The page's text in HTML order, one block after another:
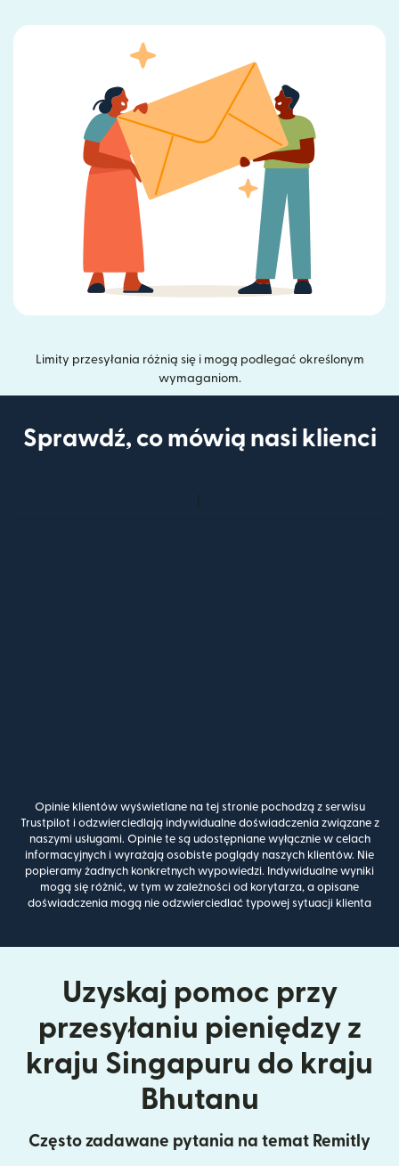
Limity przesyłania różnią się i mogą podlegać określonym
wymaganiom.
Sprawdź, co mówią nasi klienci
Opinie klientów wyświetlane na tej stronie pochodzą z serwisu
Trustpilot i odzwierciedlają indywidualne doświadczenia związane z
naszymi usługami. Opinie te są udostępniane wyłącznie w celach
informacyjnych i wyrażają osobiste poglądy naszych klientów. Nie
popieramy żadnych konkretnych wypowiedzi. Indywidualne wyniki
mogą się różnić, w tym w zależności od korytarza, a opisane
doświadczenia mogą nie odzwierciedlać typowej sytuacji klienta
Uzyskaj pomoc przy
przesyłaniu pieniędzy z
kraju Singapuru do kraju
Bhutanu
Często zadawane pytania na temat Remitly